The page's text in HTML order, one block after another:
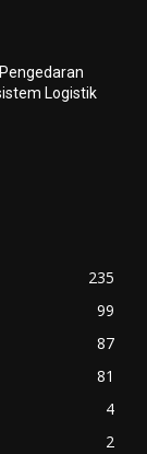
Logistik
235
99
87
81
4
2